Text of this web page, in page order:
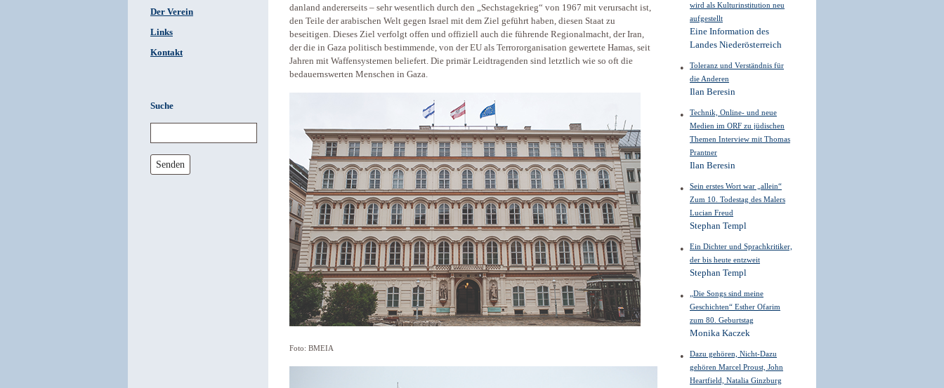
Der Verein
Links
Kontakt
Suche
Senden
danland andererseits – sehr wesentlich durch den „Sechstagekrieg“ von 1967 mit verursacht ist,
den Teile der arabischen Welt gegen Israel mit dem Ziel geführt haben, diesen Staat zu
beseitigen. Dieses Ziel verfolgt offen und offiziell auch die führende Regionalmacht, der Iran,
der die in Gaza politisch bestimmende, von der EU als Terrororganisation gewertete Hamas, seit
Jahren mit Waffensystemen beliefert. Die primär Leidtragenden sind letztlich wie so oft die
bedauernswerten Menschen in Gaza.
Foto: BMEIA
wird als Kulturinstitution neu
aufgestellt
Eine Information des
Landes Niederösterreich
Toleranz und Verständnis für
die Anderen
Ilan Beresin
Technik, Online- und neue
Medien im ORF zu jüdischen
Themen Interview mit Thomas
Prantner
Ilan Beresin
Sein erstes Wort war „allein“
Zum 10. Todestag des Malers
Lucian Freud
Stephan Templ
Ein Dichter und Sprachkritiker,
der bis heute entzweit
Stephan Templ
„Die Songs sind meine
Geschichten“ Esther Ofarim
zum 80. Geburtstag
Monika Kaczek
Dazu gehören, Nicht-Dazu
gehören Marcel Proust, John
Heartfield, Natalia Ginzburg